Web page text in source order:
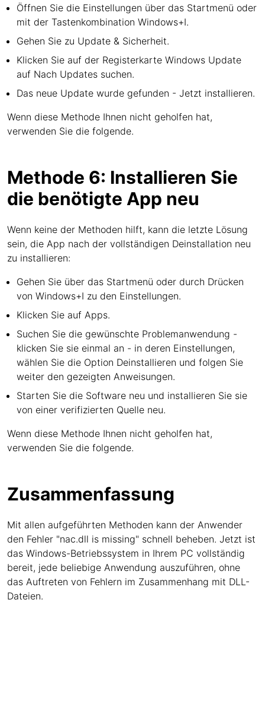
Öffnen Sie die Einstellungen über das Startmenü oder
mit der Tastenkombination Windows+I.
Gehen Sie zu Update & Sicherheit.
Klicken Sie auf der Registerkarte Windows Update
auf Nach Updates suchen.
Das neue Update wurde gefunden - Jetzt installieren.
Wenn diese Methode Ihnen nicht geholfen hat,
verwenden Sie die folgende.
Methode 6: Installieren Sie
die benötigte App neu
Wenn keine der Methoden hilft, kann die letzte Lösung
sein, die App nach der vollständigen Deinstallation neu
zu installieren:
Gehen Sie über das Startmenü oder durch Drücken
von Windows+I zu den Einstellungen.
Klicken Sie auf Apps.
Suchen Sie die gewünschte Problemanwendung -
klicken Sie sie einmal an - in deren Einstellungen,
wählen Sie die Option Deinstallieren und folgen Sie
weiter den gezeigten Anweisungen.
Starten Sie die Software neu und installieren Sie sie
von einer verifizierten Quelle neu.
Wenn diese Methode Ihnen nicht geholfen hat,
verwenden Sie die folgende.
Zusammenfassung
Mit allen aufgeführten Methoden kann der Anwender
den Fehler "nac.dll is missing" schnell beheben. Jetzt ist
das Windows-Betriebssystem in Ihrem PC vollständig
bereit, jede beliebige Anwendung auszuführen, ohne
das Auftreten von Fehlern im Zusammenhang mit DLL-
Dateien.